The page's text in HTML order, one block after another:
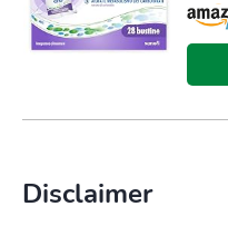
Disclaimer